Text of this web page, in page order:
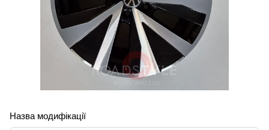
Назва модифікації